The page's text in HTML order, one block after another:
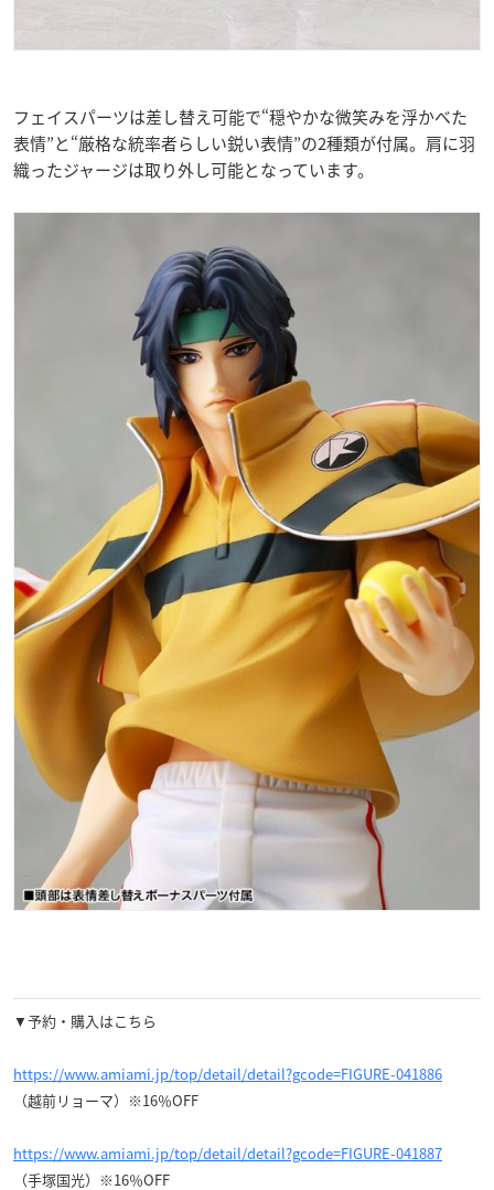
フェイスパーツは差し替え可能で“穏やかな微笑みを浮かべた
表情”と“厳格な統率者らしい鋭い表情”の2種類が付属。肩に羽
織ったジャージは取り外し可能となっています。
▼予約・購入はこちら
https://www.amiami.jp/top/detail/detail?gcode=FIGURE-041886
（越前リョーマ）※16％OFF
https://www.amiami.jp/top/detail/detail?gcode=FIGURE-041887
（手塚国光）※16％OFF